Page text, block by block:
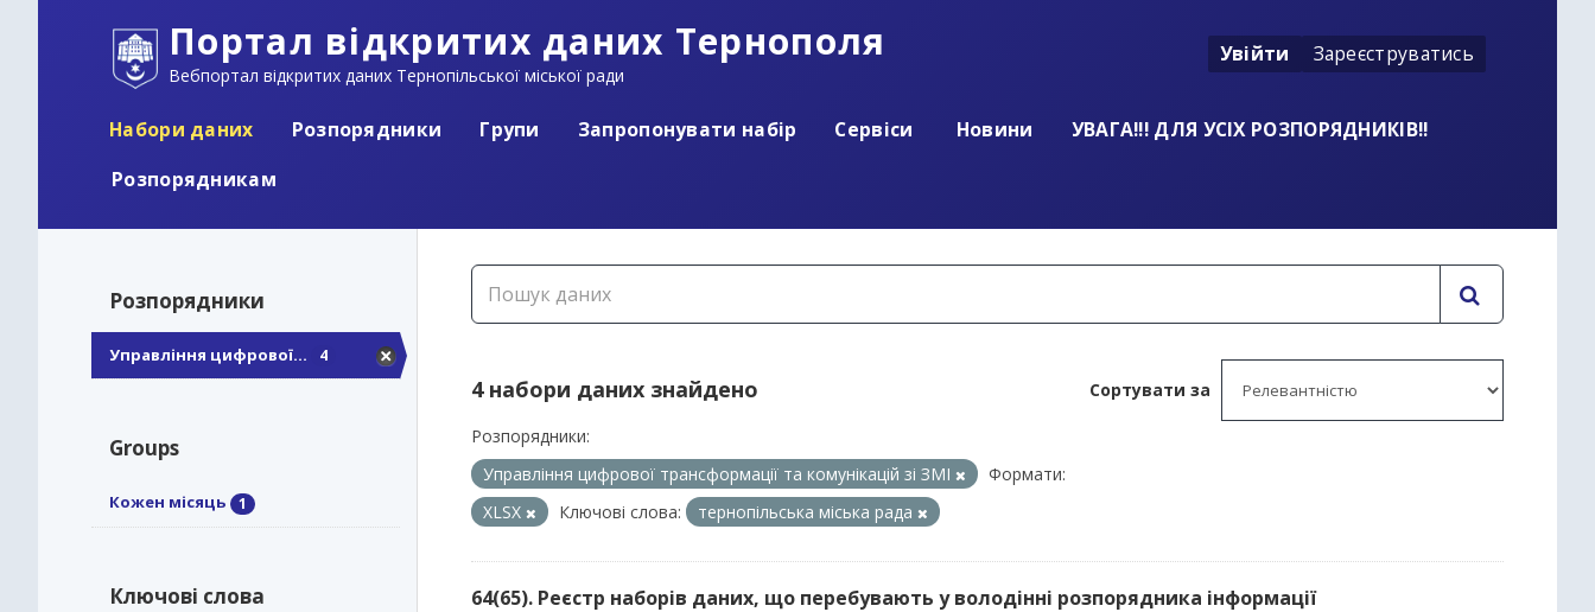
Портал відкритих даних Тернополя
Вебпортал відкритих даних Тернопільської міської ради
Увійти Зареєструватись
Набори даних Розпорядники Групи Запропонувати набір Сервіси Новини
УВАГА!!! ДЛЯ УСІХ РОЗПОРЯДНИКІВ!!
Розпорядникам
Розпорядники
Управління цифрової... 4
Groups
Кожен місяць 1
Ключові слова
Сортувати за
4 набори даних знайдено
Розпорядники:
Управління цифрової трансформації та комунікацій зі ЗМІ
Формати:
XLSX
Ключові слова: тернопільська міська рада
64(65). Реєстр наборів даних, що перебувають у володінні розпорядника інформації